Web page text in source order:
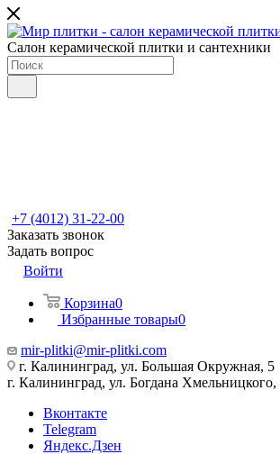
Салон керамической плитки и сантехники
+7 (4012) 31-22-00
Заказать звонок
Задать вопрос
Войти
Корзина0
Избранные товары0
mir-plitki@mir-plitki.com
г. Калининград, ул. Большая Окружная, 5
г. Калининград, ул. Богдана Хмельницкого,
Вконтакте
Telegram
Яндекс.Дзен